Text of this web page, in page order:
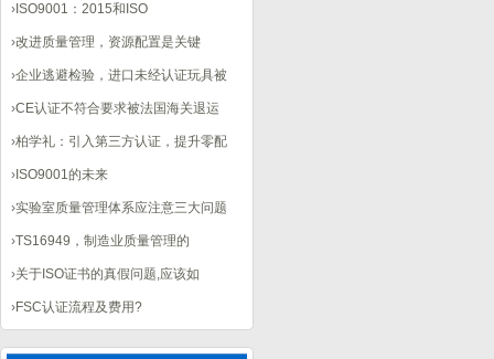
› ISO9001：2015和ISO
›改进质量管理，资源配置是关键
›企业逃避检验，进口未经认证玩具被
›CE认证不符合要求被法国海关退运
›柏学礼：引入第三方认证，提升零配
› ISO9001的未来
›实验室质量管理体系应注意三大问题
›TS16949，制造业质量管理的
›关于ISO证书的真假问题,应该如
›FSC认证流程及费用?